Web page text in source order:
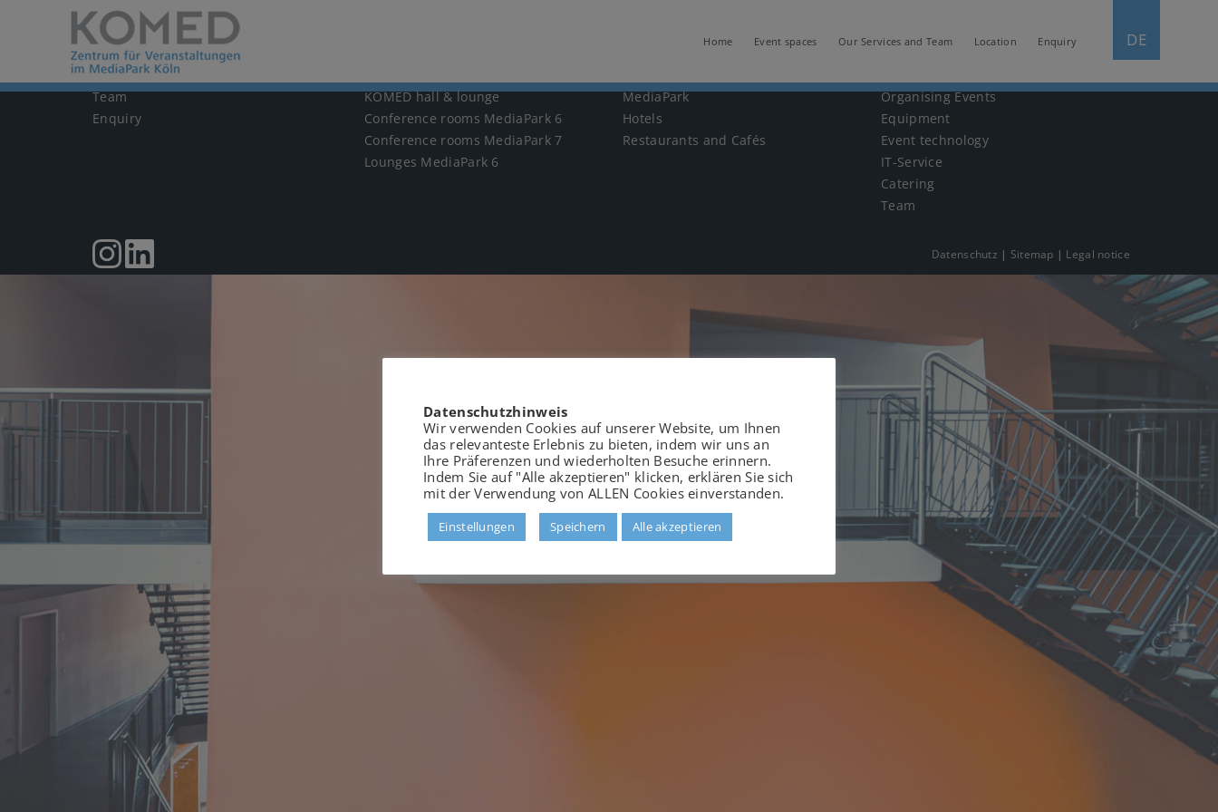
DE
Home Event spaces Our Services and Team Location Enquiry
KOMED
Team
Enquiry
KOMED hall & lounge
Conference rooms MediaPark 6
Conference rooms MediaPark 7
Lounges MediaPark 6
MediaPark
Hotels
Restaurants and Cafés
Organising Events
Equipment
Event technology
IT-Service
Catering
Team
Datenschutz Sitemap Legal notice
Datenschutzhinweis
Wir verwenden Cookies auf unserer Website, um Ihnen
das relevanteste Erlebnis zu bieten, indem wir uns an
Ihre Präferenzen und wiederholten Besuche erinnern.
Indem Sie auf "Alle akzeptieren" klicken, erklären Sie sich
mit der Verwendung von ALLEN Cookies einverstanden.
Einstellungen Speichern Alle akzeptieren